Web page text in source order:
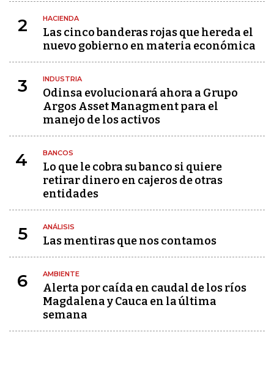
2 HACIENDA
Las cinco banderas rojas que hereda el
nuevo gobierno en materia económica
3 INDUSTRIA
Odinsa evolucionará ahora a Grupo
Argos Asset Managment para el
manejo de los activos
4 BANCOS
Lo que le cobra su banco si quiere
retirar dinero en cajeros de otras
entidades
5 ANÁLISIS
Las mentiras que nos contamos
6 AMBIENTE
Alerta por caída en caudal de los ríos
Magdalena y Cauca en la última
semana